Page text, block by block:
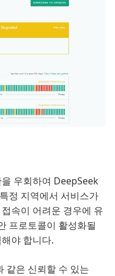
우회하여 DeepSeek
정 지역에서 서비스가
속이 어려운 경우에 유
프로토콜이 활성화될
야 합니다.
같은 신뢰할 수 있는